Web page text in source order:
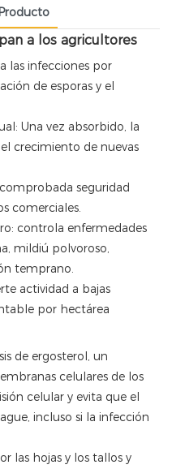
a los agricultores
las infecciones por
de esporas y el
Una vez absorbido, la
crecimiento de nuevas
seguridad
comerciales.
controla enfermedades
mildiú polvoroso,
temprano.
actividad a bajas
por hectárea
de ergosterol, un
celulares de los
celular y evita que el
incluso si la infección
las hojas y los tallos y